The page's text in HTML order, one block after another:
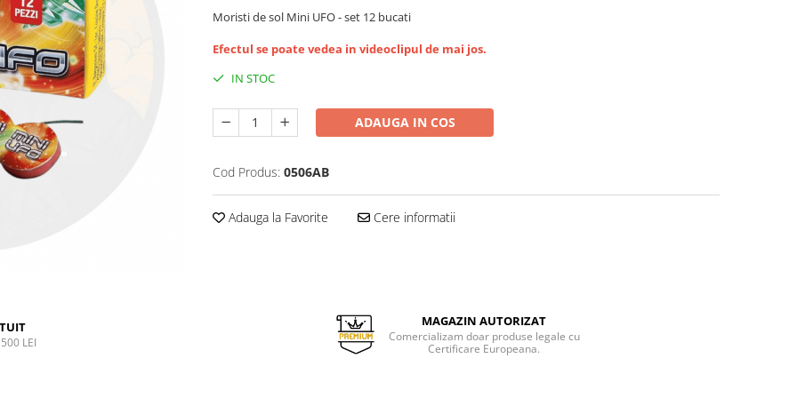
Moristi de sol Mini UFO - set 12 bucati
Efectul se poate vedea in videoclipul de mai jos.
IN STOC
ADAUGA IN COS
Cod Produs: 0506AB
Adauga la Favorite Cere informatii
LEI
MAGAZIN AUTORIZAT
Comercializam doar produse legale cu
Certificare Europeana.